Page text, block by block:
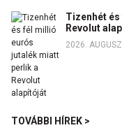
Tizenhét
Revolut
2026.
TOVÁBBI HÍREK >